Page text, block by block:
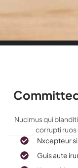
Nucimus qui
corrupti
Nxcepteur
Guis aute